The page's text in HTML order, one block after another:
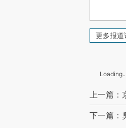
更多报道
上一篇：
下一篇：